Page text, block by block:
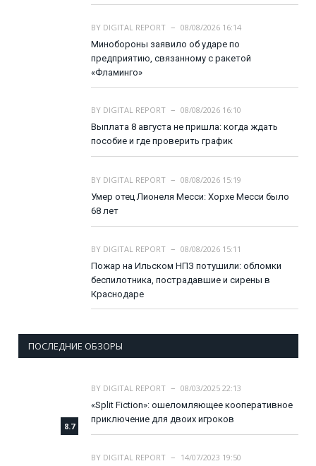
BY DIGITAL REPORT
08/08/2026 16:14
Минобороны заявило об ударе по
предприятию, связанному с ракетой
«Фламинго»
BY DIGITAL REPORT
08/08/2026 16:10
Выплата 8 августа не пришла: когда ждать
пособие и где проверить график
BY DIGITAL REPORT
08/08/2026 15:19
Умер отец Лионеля Месси: Хорхе Месси было
68 лет
BY DIGITAL REPORT
08/08/2026 15:11
Пожар на Ильском НПЗ потушили: обломки
беспилотника, пострадавшие и сирены в
Краснодаре
ПОСЛЕДНИЕ ОБЗОРЫ
8.7
BY DIGITAL REPORT
08/03/2025 22:13
«Split Fiction»: ошеломляющее кооперативное
приключение для двоих игроков
BY DIGITAL REPORT
14/07/2023 19:50